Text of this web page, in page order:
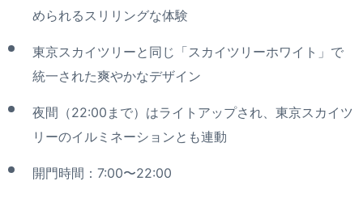
められるスリリングな体験
東京スカイツリーと同じ「スカイツリーホワイト」で
統一された爽やかなデザイン
夜間（22:00まで）はライトアップされ、東京スカイツ
リーのイルミネーションとも連動
開門時間：7:00〜22:00